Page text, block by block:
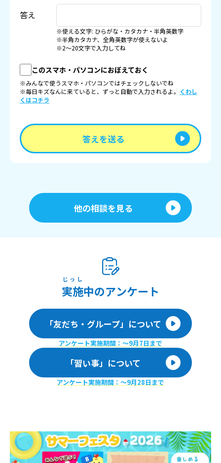
答え
※使える文字: ひらがな・カタカナ・半角英数字
※半角カタカナ、全角英数字が使えないよ
※2〜20文字で入力してね
このスマホ・パソコンにおぼえておく
※みんなで使うスマホ・パソコンではチェックしないでね
※毎日キズなんに来ていると、ずっと自動で入力されるよ。 くわし
くはコチラ
答えを送る
他の相談を見る
実施
じっし
中のアンケート
「友だち・グループ」について
アンケート実施期間：〜9月7日まで
「習い事」について
アンケート実施期間：〜9月28日まで